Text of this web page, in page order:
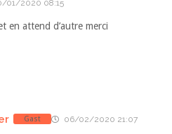
01/2020 08:15
en attend d’autre merci
Gast 06/02/2020 21:07